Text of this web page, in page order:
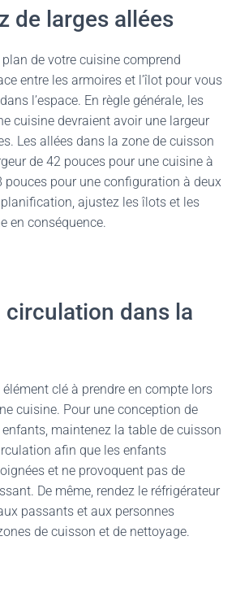
de larges allées
de votre cuisine comprend
entre les armoires et l’îlot pour vous
l’espace. En règle générale, les
cuisine devraient avoir une largeur
Les allées dans la zone de cuisson
de 42 pouces pour une cuisine à
pouces pour une configuration à deux
ajustez les îlots et les
en conséquence.
circulation dans la
clé à prendre en compte lors
cuisine. Pour une conception de
maintenez la table de cuisson
afin que les enfants
et ne provoquent pas de
De même, rendez le réfrigérateur
passants et aux personnes
de cuisson et de nettoyage.